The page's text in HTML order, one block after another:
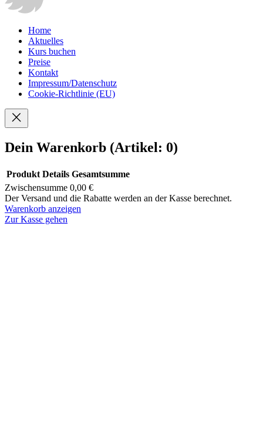
Home
Aktuelles
Kurs buchen
Preise
Kontakt
Impressum/Datenschutz
Cookie-Richtlinie (EU)
Dein Warenkorb (Artikel: 0)
Produkte
im
Produkt Details Gesamtsumme
Zwischensumme 0,00 €
Der Versand und die Rabatte werden an der Kasse berechnet.
Warenkorb anzeigen
Zur Kasse gehen